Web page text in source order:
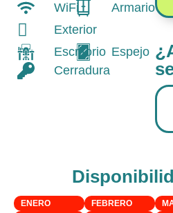
WiFi
Armario
Exterior
Escritorio Espejo
Cerradura
ENERO FEBRERO